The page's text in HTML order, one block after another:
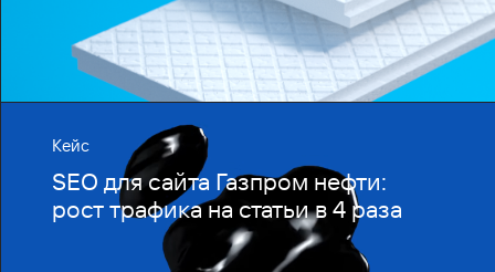
Кейс
SEO для сайта Газпром нефти:
рост трафика на статьи в 4 раза